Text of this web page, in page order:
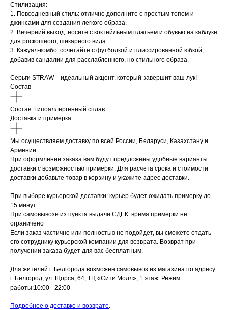
Стилизация:
1. Повседневный стиль: отлично дополните с простым топом и
джинсами для создания легкого образа.
2. Вечерний выход: носите с коктейльным платьем и обувью на каблуке
для роскошного, шикарного вида.
3. Кэжуал-комбо: сочетайте с футболкой и плиссированной юбкой,
добавив сандалии для расслабленного, но стильного образа.
Серьги STRAW – идеальный акцент, который завершит ваш лук!
Состав
Состав: Гипоаллергенный сплав
Доставка и примерка
Мы осуществляем доставку по всей России, Беларуси, Казахстану и
Армении
При оформлении заказа вам будут предложены удобные варианты
доставки с возможностью примерки. Для расчета срока и стоимости
доставки добавьте товар в корзину и укажите адрес доставки.
При выборе курьерской доставки: курьер будет ожидать примерку до
15 минут
При самовывозе из пункта выдачи СДЕК: время примерки не
ограничено
Если заказ частично или полностью не подойдет, вы сможете отдать
его сотруднику курьерской компании для возврата. Возврат при
получении заказа будет для вас бесплатным.
Для жителей г. Белгорода возможен самовывоз из магазина по адресу:
г. Белгород, ул. Щорса, 64, ТЦ «Сити Молл», 1 этаж. Режим
работы:10:00 - 22:00
Подробнее о доставке и возврате.